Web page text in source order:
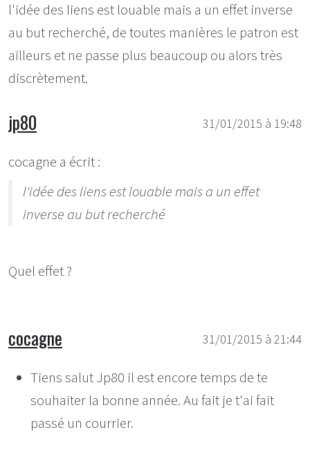
l'idée des liens est louable mais a un effet inverse
au but recherché, de toutes manières le patron est
ailleurs et ne passe plus beaucoup ou alors très
discrètement.
31/01/2015 à 19:48
jp80
cocagne a écrit :
l'idée des liens est louable mais a un effet
inverse au but recherché
Quel effet ?
31/01/2015 à 21:44
cocagne
Tiens salut Jp80 il est encore temps de te
souhaiter la bonne année. Au fait je t'ai fait
passé un courrier.